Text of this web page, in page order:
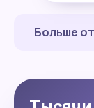
Больше